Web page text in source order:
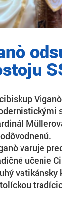
varuje
učenie
vatikánsky